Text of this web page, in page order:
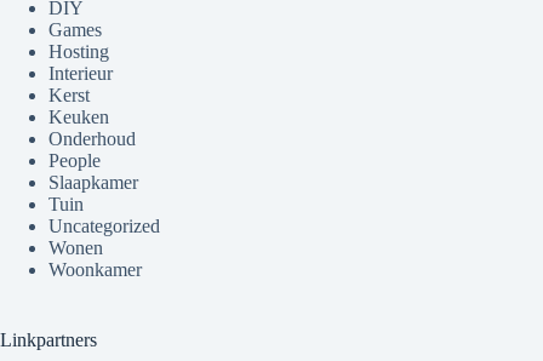
DIY
Games
Hosting
Interieur
Kerst
Keuken
Onderhoud
People
Slaapkamer
Tuin
Uncategorized
Wonen
Woonkamer
Linkpartners